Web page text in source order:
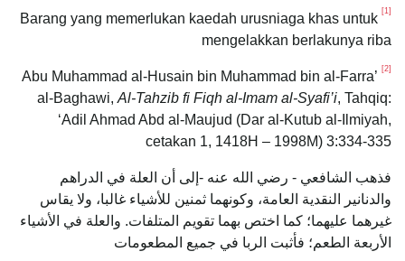
[1]
Barang yang memerlukan kaedah urusniaga khas untuk
mengelakkan berlakunya riba
[2]
Abu Muhammad al-Husain bin Muhammad bin al-Farra’
al-Baghawi, Al-Tahzib fi Fiqh al-Imam al-Syafi’i, Tahqiq:
‘Adil Ahmad Abd al-Maujud (Dar al-Kutub al-Ilmiyah,
cetakan 1, 1418H – 1998M) 3:334-335
فذهب الشافعي - رضي الله عنه -إلى أن العلة في الدراهم
والدنانير النقدية العامة، وكونهما ثمنين للأشياء غالبا، ولا يقاس
غيرهما عليهما؛ كما اختص بهما تقويم المتلفات. والعلة في الأشياء
الأربعة الطعم؛ فأثبت الربا في جميع المطعومات